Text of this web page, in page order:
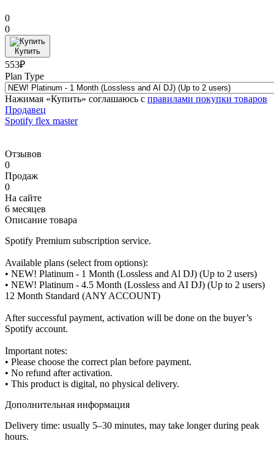
0
0
Купить
553₽
Plan Type
Нажимая «Купить» соглашаюсь с правилами покупки товаров
Продавец
Spotify flex master
Отзывов
0
Продаж
0
На сайте
6 месяцев
Описание товара
Spotify Premium subscription service.
Available plans (select from options):
• NEW! Platinum - 1 Month (Lossless and Al DJ) (Up to 2 users)
• NEW! Platinum - 4.5 Month (Lossless and AI DJ) (Up to 2 users)
12 Month Standard (ANY ACCOUNT)
After successful payment, activation will be done on the buyer’s
Spotify account.
Important notes:
• Please choose the correct plan before payment.
• No refund after activation.
• This product is digital, no physical delivery.
Дополнительная информация
Delivery time: usually 5–30 minutes, may take longer during peak
hours.